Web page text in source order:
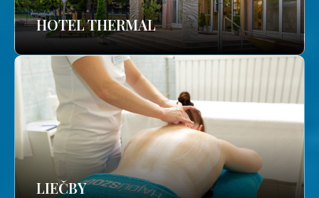
HOTEL THERMAL
LIEČBY